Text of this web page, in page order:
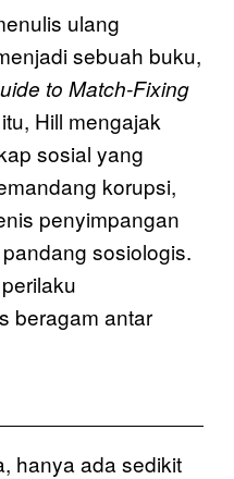
ulang
sebuah buku,
to Match-Fixing
Hill mengajak
sosial yang
korupsi,
penyimpangan
sosiologis.
beragam antar
hanya ada sedikit